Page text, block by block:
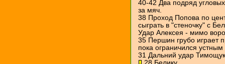
40-42 Два подряд
за мяч.
38 Проход Попова по
сыграть в "стеночку" с
Удар Алексея - мимо
35 Першин грубо играет
пока ограничился
31 Дальний удар